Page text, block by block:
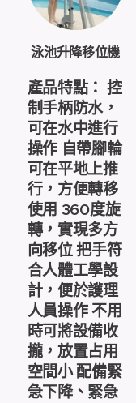
泳池升降移位機
產品特點： 控
制手柄防水，
可在水中進行
操作 自帶腳輪
可在平地上推
行，方便轉移
使用 360度旋
轉，實現多方
向移位 把手符
合人體工學設
計，便於護理
人員操作 不用
時可將設備收
攏，放置占用
空間小 配備緊
急下降、緊急